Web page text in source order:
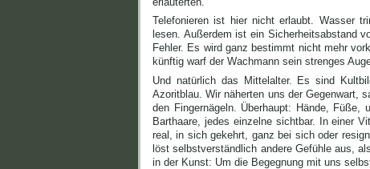
Telefonieren ist hier nicht erlaubt. Wasser
lesen. Außerdem ist ein Sicherheitsabstand
Fehler. Es wird ganz bestimmt nicht mehr
künftig warf der Wachmann sein strenges
Und natürlich das Mittelalter. Es sind
Azoritblau. Wir näherten uns der Gegenwart,
den Fingernägeln. Überhaupt: Hände, Füße,
Barthaare, jedes einzelne sichtbar. In einer
real, in sich gekehrt, ganz bei sich oder
löst selbstverständlich andere Gefühle aus,
in der Kunst: Um die Begegnung mit uns